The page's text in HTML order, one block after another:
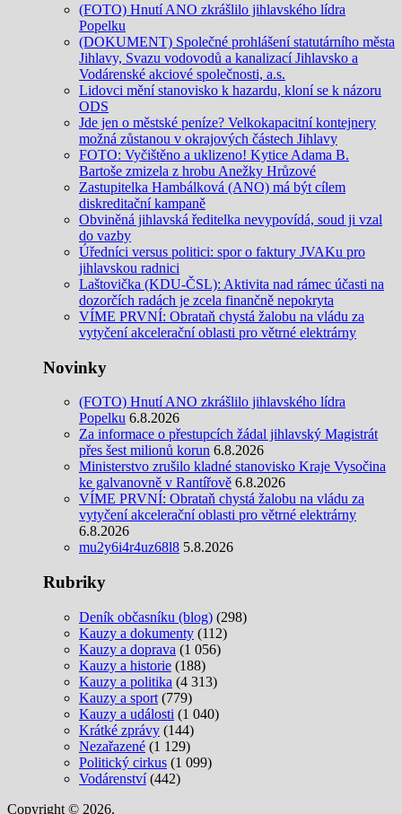
(FOTO) Hnutí ANO zkrášlilo jihlavského lídra
Popelku
(DOKUMENT) Společné prohlášení statutárního města
Jihlavy, Svazu vodovodů a kanalizací Jihlavsko a
Vodárenské akciové společnosti, a.s.
Lidovci mění stanovisko k hazardu, kloní se k názoru
ODS
Jde jen o městské peníze? Velkokapacitní kontejnery
možná zůstanou v okrajových částech Jihlavy
FOTO: Vyčištěno a uklizeno! Kytice Adama B.
Bartoše zmizela z hrobu Anežky Hrůzové
Zastupitelka Hambálková (ANO) má být cílem
diskreditační kampaně
Obviněná jihlavská ředitelka nevypovídá, soud ji vzal
do vazby
Úředníci versus politici: spor o faktury JVAKu pro
jihlavskou radnici
Laštovička (KDU-ČSL): Aktivita nad rámec účasti na
dozorčích radách je zcela finančně nepokryta
VÍME PRVNÍ: Obrataň chystá žalobu na vládu za
vytyčení akcelerační oblasti pro větrné elektrárny
Novinky
(FOTO) Hnutí ANO zkrášlilo jihlavského lídra
Popelku 6.8.2026
Za informace o přestupcích žádal jihlavský Magistrát
přes šest milionů korun 6.8.2026
Ministerstvo zrušilo kladné stanovisko Kraje Vysočina
ke galvanovně v Rantířově 6.8.2026
VÍME PRVNÍ: Obrataň chystá žalobu na vládu za
vytyčení akcelerační oblasti pro větrné elektrárny
6.8.2026
mu2y6i4r4uz68l8 5.8.2026
Rubriky
Deník občasníku (blog) (298)
Kauzy a dokumenty (112)
Kauzy a doprava (1 056)
Kauzy a historie (188)
Kauzy a politika (4 313)
Kauzy a sport (779)
Kauzy a události (1 040)
Krátké zprávy (144)
Nezařazené (1 129)
Politický cirkus (1 099)
Vodárenství(442)
Copyright © 2026.